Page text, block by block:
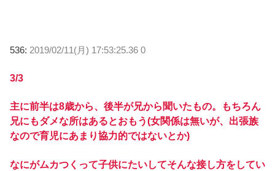
536: 2019/02/11(月) 17:53:25.36 0
3/3
主に前半は8歳から、後半が兄から聞いたもの。もちろん
兄にもダメな所はあるとおもう(女関係は無いが、出張族
なので育児にあまり協力的ではないとか)
なにがムカつくって子供にたいしてそんな接し方をしてい